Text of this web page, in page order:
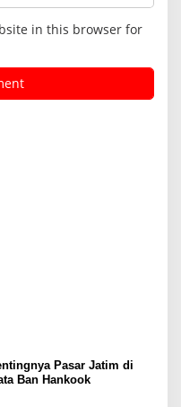
in this browser for
Pasar Jatim di
Ban Hankook